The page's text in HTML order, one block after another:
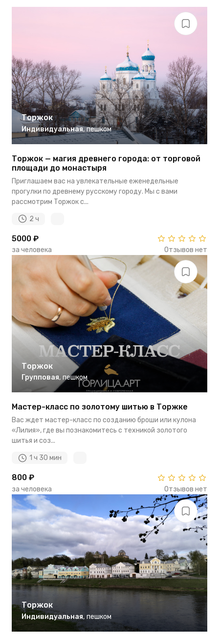
Торжок
Индивидуальная, пешком
Торжок — магия древнего города: от торговой
площади до монастыря
Приглашаем вас на увлекательные еженедельные
прогулки по древнему русскому городу. Мы с вами
рассмотрим Торжок с...
2 ч
5000 ₽
за человека Отзывов нет
Торжок
Групповая, пешком
Мастер-класс по золотому шитью в Торжке
Вас ждет мастер-класс по созданию броши или кулона
«Лилия», где вы познакомитесь с техникой золотого
шитья и соз...
1 ч 30 мин
800 ₽
за человека Отзывов нет
Торжок
Индивидуальная, пешком